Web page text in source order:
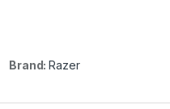
Brand:Razer